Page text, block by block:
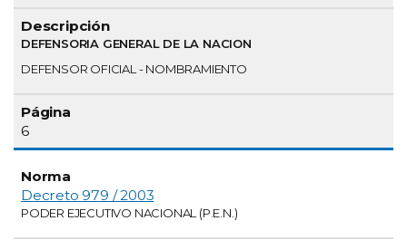
DEFENSORIA GENERAL DE LA NACION
DEFENSOR OFICIAL - NOMBRAMIENTO
6
Decreto 979 / 2003
PODER EJECUTIVO NACIONAL (P.E.N.)